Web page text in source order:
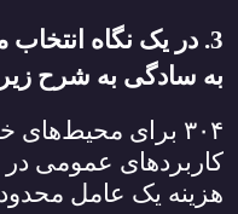
3. در یک نگاه
به سادگی به شرح زیر
۳۰۴ برای محیط‌های
کاربردهای عمومی
هزینه یک عامل